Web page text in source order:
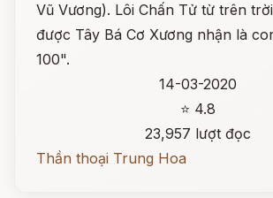
Vũ Vương). Lôi Chấn Tử từ trên
được Tây Bá Cơ Xương nhận là
100".
14-03-2020
⭐ 4.8
23,957 lượt đọc
Thần thoại Trung Hoa